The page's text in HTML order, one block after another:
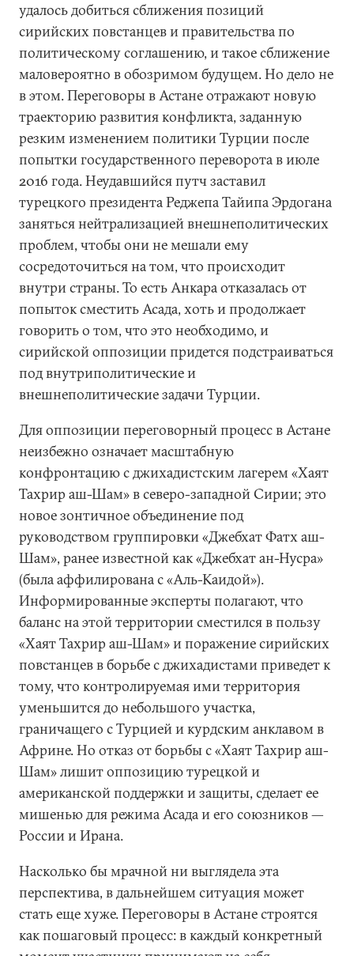
удалось добиться сближения позиций
сирийских повстанцев и правительства по
политическому соглашению, и такое сближение
маловероятно в обозримом будущем. Но дело не
в этом. Переговоры в Астане отражают новую
траекторию развития конфликта, заданную
резким изменением политики Турции после
попытки государственного переворота в июле
2016 года. Неудавшийся путч заставил
турецкого президента Реджепа Тайипа Эрдогана
заняться нейтрализацией внешнеполитических
проблем, чтобы они не мешали ему
сосредоточиться на том, что происходит
внутри страны. То есть Анкара отказалась от
попыток сместить Асада, хоть и продолжает
говорить о том, что это необходимо, и
сирийской оппозиции придется подстраиваться
под внутриполитические и
внешнеполитические задачи Турции.
Для оппозиции переговорный процесс в Астане
неизбежно означает масштабную
конфронтацию с джихадистским лагерем «Хаят
Тахрир аш-Шам» в северо-западной Сирии; это
новое зонтичное объединение под
руководством группировки «Джебхат Фатх аш-
Шам», ранее известной как «Джебхат ан-Нусра»
(была аффилирована с «Аль-Каидой»).
Информированные эксперты полагают, что
баланс на этой территории сместился в пользу
«Хаят Тахрир аш-Шам» и поражение сирийских
повстанцев в борьбе с джихадистами приведет к
тому, что контролируемая ими территория
уменьшится до небольшого участка,
граничащего с Турцией и курдским анклавом в
Африне. Но отказ от борьбы с «Хаят Тахрир аш-
Шам» лишит оппозицию турецкой и
американской поддержки и защиты, сделает ее
мишенью для режима Асада и его союзников —
России и Ирана.
Насколько бы мрачной ни выглядела эта
перспектива, в дальнейшем ситуация может
стать еще хуже. Переговоры в Астане строятся
как пошаговый процесс: в каждый конкретный